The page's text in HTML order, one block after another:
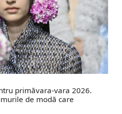
primăvara-vara 2026.
de modă care